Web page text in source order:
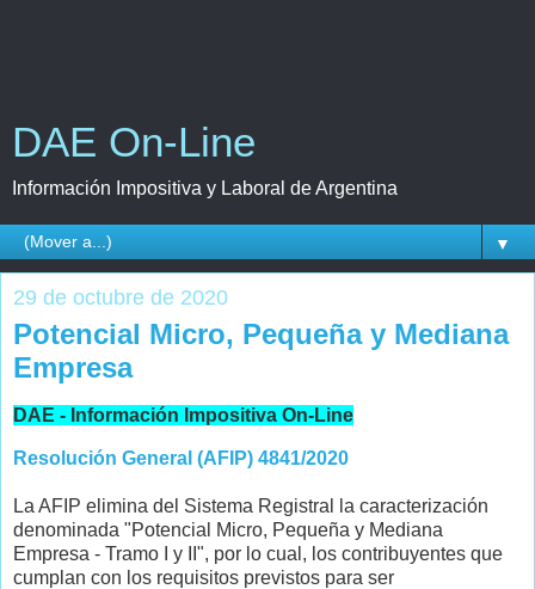
DAE On-Line
Información Impositiva y Laboral de Argentina
▼
29 de octubre de 2020
Potencial Micro, Pequeña y Mediana
Empresa
DAE - Información Impositiva On-Line
Resolución General (AFIP) 4841/2020
La AFIP elimina del Sistema Registral la caracterización
denominada "Potencial Micro, Pequeña y Mediana
Empresa - Tramo I y II", por lo cual, los contribuyentes que
cumplan con los requisitos previstos para ser